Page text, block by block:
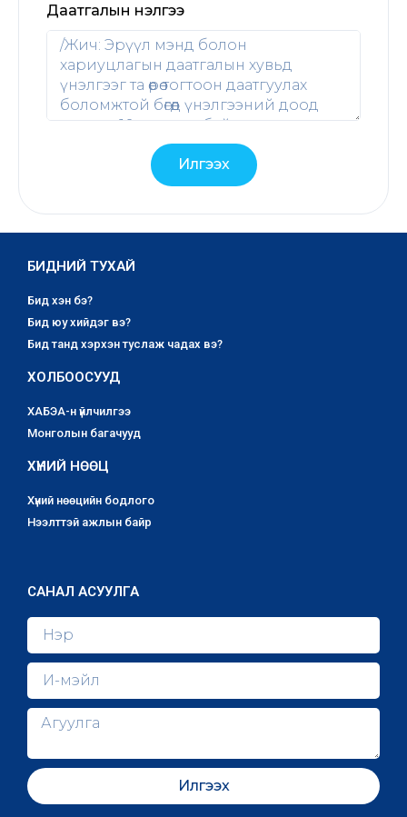
Даатгалын үнэлгээ
Илгээх
БИДНИЙ ТУХАЙ
Бид хэн бэ?
Бид юу хийдэг вэ?
Бид танд хэрхэн туслаж чадах вэ?
ХОЛБООСУУД
ХАБЭА-н үйлчилгээ
Монголын багачууд
ХҮНИЙ НӨӨЦ
Хүний нөөцийн бодлого
Нээлттэй ажлын байр
САНАЛ АСУУЛГА
Илгээх